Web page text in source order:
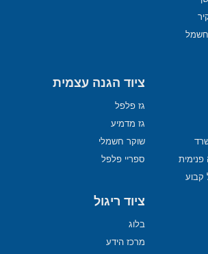
קבוע
ציוד הגנה עצמית
גז פלפל
גז מדמיע
שוקר חשמלי
ספריי פלפל
ציוד ריגול
בלוג
מרכז הידע